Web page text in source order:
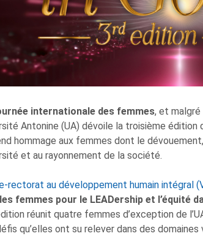
internationale des femmes, et
Antonine (UA) dévoile la troisième édition
hommage aux femmes dont le
et au rayonnement de la société.
rectorat au développement humain intégral
femmes pour le LEADership et l’équité
réunit quatre femmes d’exception de
qu’elles ont su relever dans des